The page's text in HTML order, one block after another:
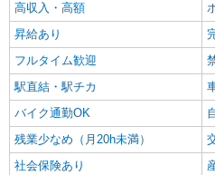
高収入・高額
昇給あり
フルタイム歓迎
駅直結・駅チカ
バイク通勤OK
残業少なめ（月20h未満）
社会保険あり